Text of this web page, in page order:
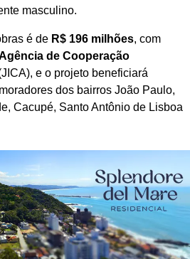
masculino.
é de R$ 196 milhões, com
de Cooperação
e o projeto beneficiará
dos bairros João Paulo,
Cacupé, Santo Antônio de Lisboa